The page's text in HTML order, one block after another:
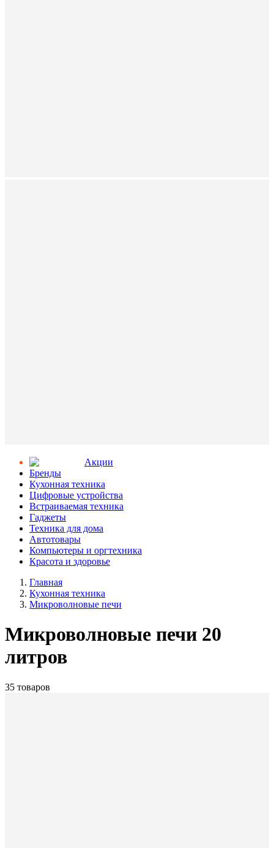
Aкции
Бренды
Кухонная техника
Цифровые устройства
Встраиваемая техника
Гаджеты
Техника для дома
Автотовары
Компьютеры и оргтехника
Красота и здоровье
Главная
Кухонная техника
Микроволновые печи
Микроволновые печи 20
литров
35 товаров